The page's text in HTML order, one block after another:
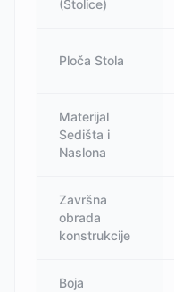
(Stolice)
Ploča Stola
Materijal
Sedišta i
Naslona
Završna
obrada
konstrukcije
Boja